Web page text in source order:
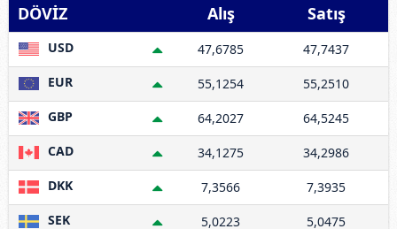
DÖVİZ Alış Satış
USD 47,6785
47,7437
EUR
55,1254
55,2510
GBP
64,2027
64,5245
CAD
34,1275
34,2986
DKK
7,3566
7,3935
SEK
5,0223 5,0475